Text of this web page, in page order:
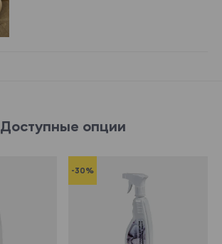
Доступные опции
-30%